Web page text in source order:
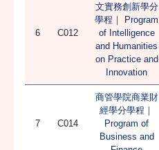
6 C012
文實務創新學分
學程｜ Program
of Intelligence
and Humanities
on Practice and
Innovation
7 C014
商管學院商業財
經學分學程｜
Program of
Business and